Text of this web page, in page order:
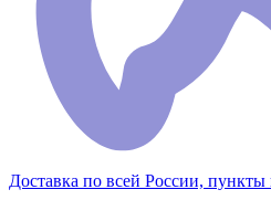
Доставка по всей России,